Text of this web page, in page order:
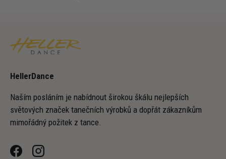
HellerDance
Naším posláním je nabídnout širokou škálu nejlepších
světových značek tanečních výrobků a dopřát zákazníkům
mimořádný požitek z tance.
FacebookInstagram